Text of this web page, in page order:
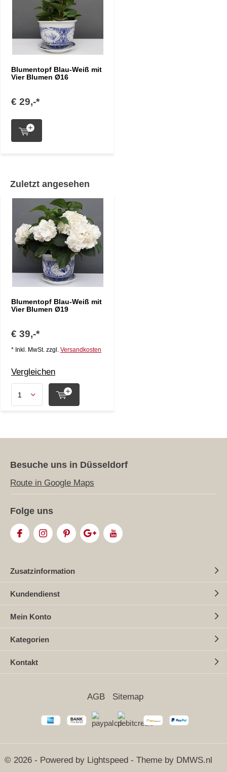
Blumentopf Blau-Weiß mit
Vier Blumen Ø16
€ 29,-*
Zuletzt angesehen
Blumentopf Blau-Weiß mit
Vier Blumen Ø19
€ 39,-*
* Inkl. MwSt. zzgl. Versandkosten
Vergleichen
Besuche uns in Düsseldorf
Route in Google Maps
Folge uns
Zusatzinformation
Kundendienst
Mein Konto
Kategorien
Kontakt
© 2026 - Powered by Lightspeed - Theme by DMWS.nl
AGB Sitemap